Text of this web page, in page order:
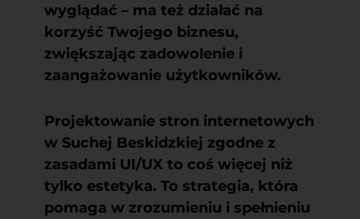
wyglądać – ma też działać na
korzyść Twojego biznesu,
zwiększając zadowolenie i
zaangażowanie użytkowników.
Projektowanie stron internetowych
w Suchej Beskidzkiej zgodne z
zasadami UI/UX to coś więcej niż
tylko estetyka. To strategia, która
pomaga w zrozumieniu i spełnieniu